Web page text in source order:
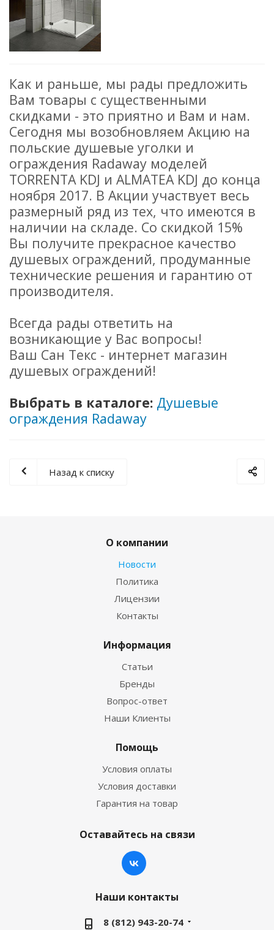
Как и раньше, мы рады предложить
Вам товары с существенными
скидками - это приятно и Вам и нам.
Сегодня мы возобновляем Акцию на
польские душевые уголки и
ограждения Radaway моделей
TORRENTA KDJ и ALMATEA KDJ до конца
ноября 2017. В Акции участвует весь
размерный ряд из тех, что имеются в
наличии на складе. Со скидкой 15%
Вы получите прекрасное качество
душевых ограждений, продуманные
технические решения и гарантию от
производителя.
Всегда рады ответить на
возникающие у Вас вопросы!
Ваш Сан Текс - интернет магазин
душевых ограждений!
Выбрать в каталоге: Душевые
ограждения Radaway
Назад к списку
О компании
Новости
Политика
Лицензии
Контакты
Информация
Статьи
Бренды
Вопрос-ответ
Наши Клиенты
Помощь
Условия оплаты
Условия доставки
Гарантия на товар
Оставайтесь на связи
Наши контакты
8 (812) 943-20-74